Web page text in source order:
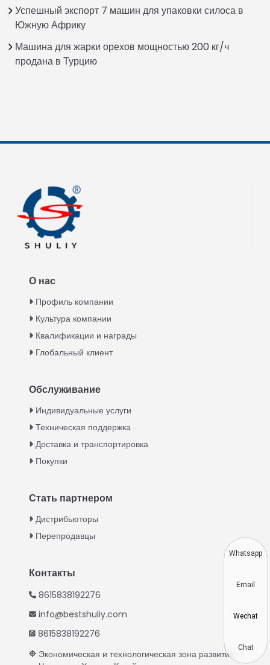
Успешный экспорт 7 машин для упаковки силоса в
Южную Африку
Машина для жарки орехов мощностью 200 кг/ч
продана в Турцию
О нас
Профиль компании
Культура компании
Квалификации и награды
Глобальный клиент
Обслуживание
Индивидуальные услуги
Техническая поддержка
Доставка и транспортировка
Покупки
Стать партнером
Дистрибьюторы
Перепродавцы
Контакты
8615838192276
info@bestshuliy.com
8615838192276
Экономическая и технологическая зона развития
Chinese
Swahili
Urdu
Greek
Italian
Whatsapp
Email
Wechat
Chat